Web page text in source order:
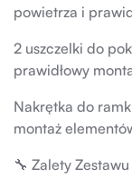
powietrza i
2 uszczelki do
prawidłowy
Nakrętka do
montaż
🔧 Zalety